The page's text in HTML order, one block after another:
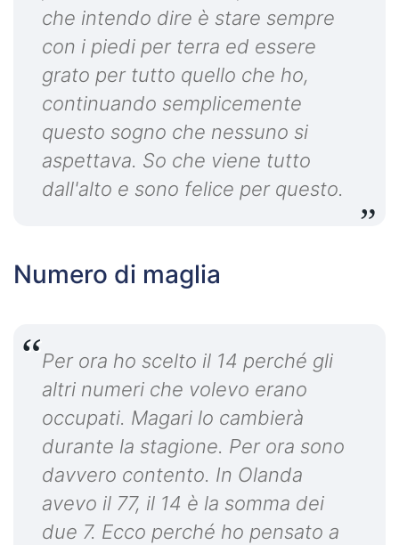
che intendo dire è stare sempre
con i piedi per terra ed essere
grato per tutto quello che ho,
continuando semplicemente
questo sogno che nessuno si
aspettava. So che viene tutto
dall'alto e sono felice per questo.
Numero di maglia
Per ora ho scelto il 14 perché gli
altri numeri che volevo erano
occupati. Magari lo cambierà
durante la stagione. Per ora sono
davvero contento. In Olanda
avevo il 77, il 14 è la somma dei
due 7. Ecco perché ho pensato a